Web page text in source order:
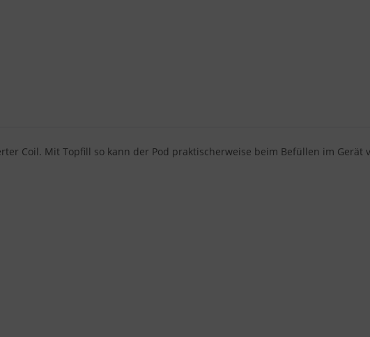
Coil. Mit Topfill so kann der Pod praktischerweise beim Befüllen im Gerät